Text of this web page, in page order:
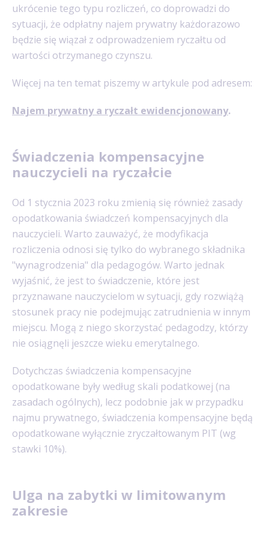
ukrócenie tego typu rozliczeń, co doprowadzi do
sytuacji, że odpłatny najem prywatny każdorazowo
będzie się wiązał z odprowadzeniem ryczałtu od
wartości otrzymanego czynszu.
Więcej na ten temat piszemy w artykule pod adresem:
Najem prywatny a ryczałt ewidencjonowany.
Świadczenia kompensacyjne
nauczycieli na ryczałcie
Od 1 stycznia 2023 roku zmienią się również zasady
opodatkowania świadczeń kompensacyjnych dla
nauczycieli. Warto zauważyć, że modyfikacja
rozliczenia odnosi się tylko do wybranego składnika
"wynagrodzenia" dla pedagogów. Warto jednak
wyjaśnić, że jest to świadczenie, które jest
przyznawane nauczycielom w sytuacji, gdy rozwiążą
stosunek pracy nie podejmując zatrudnienia w innym
miejscu. Mogą z niego skorzystać pedagodzy, którzy
nie osiągnęli jeszcze wieku emerytalnego.
Dotychczas świadczenia kompensacyjne
opodatkowane były według skali podatkowej (na
zasadach ogólnych), lecz podobnie jak w przypadku
najmu prywatnego, świadczenia kompensacyjne będą
opodatkowane wyłącznie zryczałtowanym PIT (wg
stawki 10%).
Ulga na zabytki w limitowanym
zakresie